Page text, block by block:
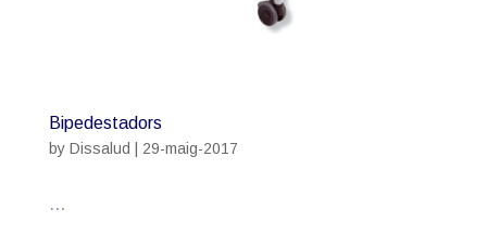
Bipedestadors
by Dissalud 29-maig-2017
...